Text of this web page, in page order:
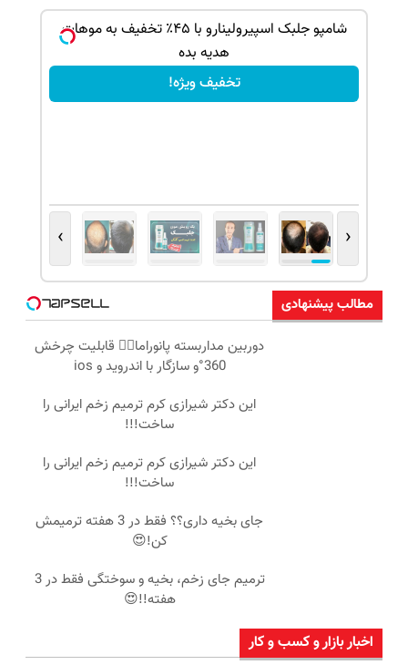
شامپو جلبک اسپیرولینارو با ۴۵٪ تخفیف به موهات
هدیه بده
تخفیف ویژه!
‹
›
مطالب پیشنهادی
دوربین مداربسته پانوراما👈🏻 قابلیت چرخش
360°و سازگار با اندروید و ios
این دکتر شیرازی کرم ترمیم زخم ایرانی را
ساخت!!!
این دکتر شیرازی کرم ترمیم زخم ایرانی را
ساخت!!!
جای بخیه داری؟؟ فقط در 3 هفته ترمیمش
کن!😍
ترمیم جای زخم، بخیه و سوختگی فقط در 3
هفته!!😍
اخبار بازار و کسب و کار